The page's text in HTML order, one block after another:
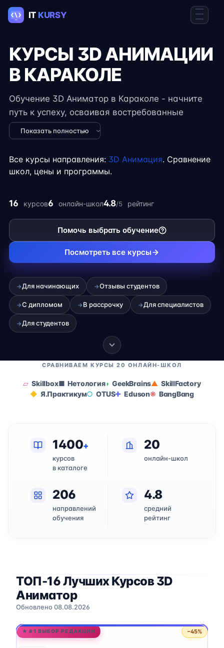
КУРСЫ 3D АНИМАЦИИ
В КАРАКОЛЕ
Обучение 3D Аниматор в Караколе - начните
путь к успеху, осваивая востребованные
навыки в IT. Курсы подходят для новичков и
специалистов с опытом, включают
консультации экспертов. Гибкий формат
фрилансе.
Показать полностью
Все курсы направления: 3D Анимация. Сравнение
школ, цены и программы.
16 курсов6 онлайн-школ4.8/5 рейтинг
Помочь выбрать обучение
Посмотреть все курсы
→Для начинающих →Отзывы студентов
→С дипломом →В рассрочку →Для специалистов
→Для студентов
СРАВНИВАЕМ КУРСЫ 20 ОНЛАЙН-ШКОЛ
Skillbox Нетология GeekBrains
SkillFactory
Я.Практикум
OTUS Eduson BangBang
1400+
курсов
в каталоге
20
онлайн-школ
206
направлений
обучения
4.8
средний
рейтинг
ТОП-16 Лучших Курсов 3D
Аниматор
Обновлено 08.08.2026
★ #1 ВЫБОР РЕДАКЦИИ −45%